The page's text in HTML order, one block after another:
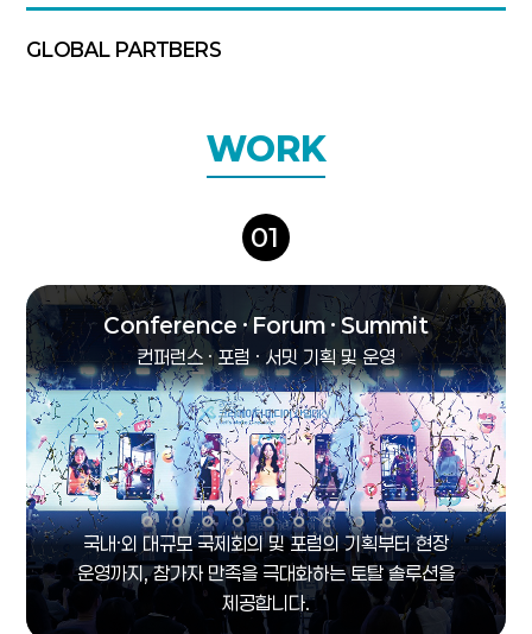
GLOBAL PARTBERS
WORK
01
Conference · Forum · Summit
컨퍼런스 · 포럼 · 서밋 기획 및 운영
국내·외 대규모 국제회의 및 포럼의 기획부터 현장
운영까지, 참가자 만족을 극대화하는 토탈 솔루션을
제공합니다.